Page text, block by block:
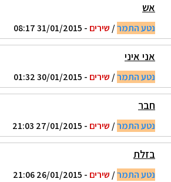
אש
נטע התמר/שירים - 31/01/2015 08:17
אני איני
נטע התמר/שירים - 30/01/2015 01:32
חבר
נטע התמר/שירים - 27/01/2015 21:03
בזלת
נטע התמר/שירים - 26/01/2015 21:06